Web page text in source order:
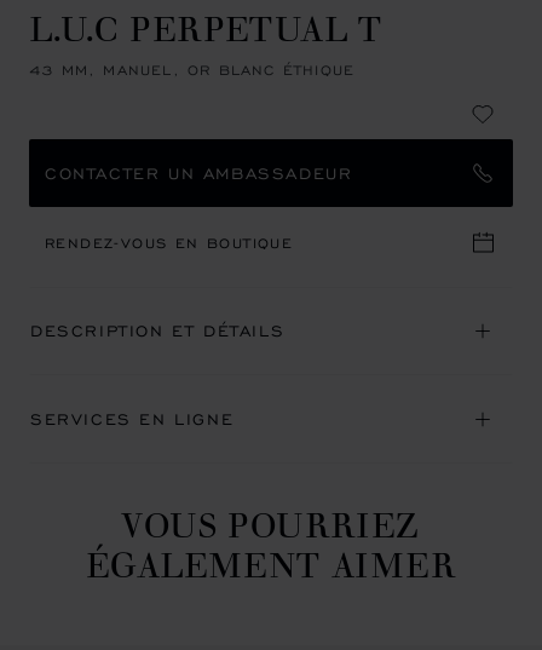
L.U.C PERPETUAL T
43 MM, MANUEL, OR BLANC ÉTHIQUE
CONTACTER UN AMBASSADEUR
RENDEZ-VOUS EN BOUTIQUE
DESCRIPTION ET DÉTAILS
SERVICES EN LIGNE
VOUS POURRIEZ
ÉGALEMENT AIMER